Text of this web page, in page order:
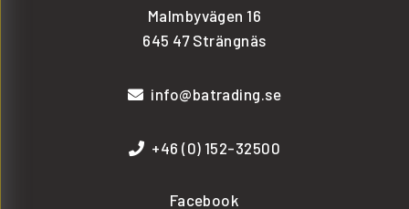
Malmbyvägen 16
645 47 Strängnäs
info@batrading.se
+46 (0) 152-32500
Facebook